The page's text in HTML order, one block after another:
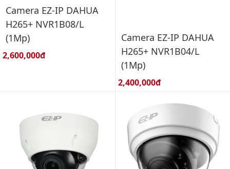
Camera EZ-IP DAHUA
H265+ NVR1B08/L
(1Mp)
Giá bán:
2,600,000đ
Camera EZ-IP DAHUA
H265+ NVR1B04/L
(1Mp)
Giá bán:
2,400,000đ